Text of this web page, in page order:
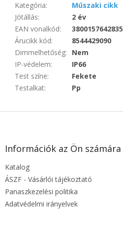
Kategória:
Műszaki cikk
Jótállás:
2 év
EAN vonalkód:
3800157642835
Árucikk kód:
8544429090
Dimmelhetőség:
Nem
IP-védelem:
IP66
Test színe:
Fekete
Testalkat: Pp
L
Információk az Ön számára
Katalog
ÁSZF - Vásárlói tájékoztató
Panaszkezelési politika
Adatvédelmi irányelvek